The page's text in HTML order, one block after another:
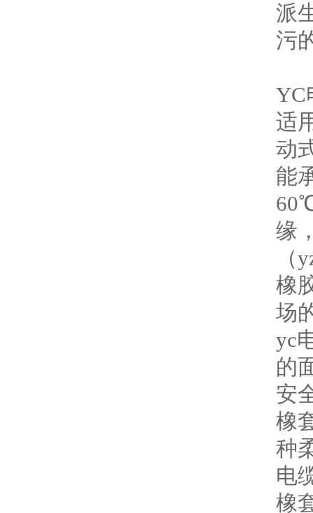
派
污
YC
适
动
能
缘
橡
场
yc
的
安
橡
种
电
橡